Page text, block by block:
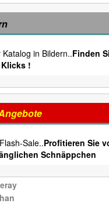
Katalog in Bildern..Finden
!
Sale..Profitieren Sie
Schnäppchen